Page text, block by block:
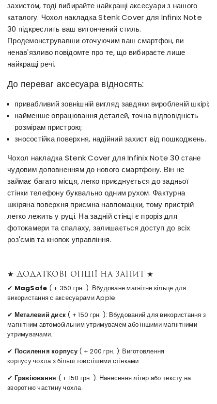
захистом, тоді вибирайте найкращі аксесуари з нашого
каталогу. Чохол накладка Stenk Cover для Infinix Note
30 підкреслить ваш витончений стиль.
Продемонструвавши оточуючим ваш смартфон, ви
ненав'язливо повідомте про те, що вибираєте лише
найкращі речі.
До переваг аксесуара відносять:
привабливий зовнішній вигляд завдяки виробленій шкірі;
найменше опрацювання деталей, точна відповідність
розмірам пристрою;
зносостійка поверхня, надійний захист від пошкоджень.
Чохол накладка Stenk Cover для Infinix Note 30 стане
чудовим доповненням до нового смартфону. Він не
займає багато місця, легко приєднується до задньої
стінки телефону буквально одним рухом. Фактурна
шкіряна поверхня приємна навпомацки, тому пристрій
легко лежить у руці. На задній стінці є проріз для
фотокамери та спалаху, залишається доступ до всіх
роз'ємів та кнопок управління.
★ Додаткові опції на запит ★
✔ MagSafe ( + 350 грн. ): Вбудоване магнітне кільце для
використання с аксесуарами Apple.
✔ Металевий диск ( + 150 грн. ): Вбудований для використання з
магнітним автомобільним утримувачем або іншими магнітними
утримувачами.
✔ Посилення корпусу ( + 200 грн. ): Виготовлення
корпусу чохла з більш товстішими стінками.
✔ Гравіювання ( + 150 грн. ): Нанесення літер або тексту на
зворотню частину чохла.